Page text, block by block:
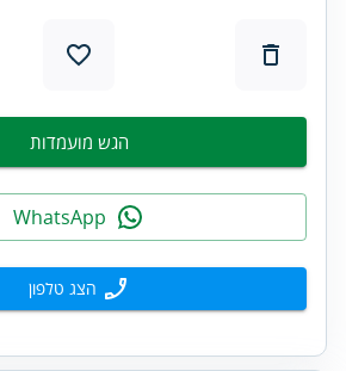
הגש מועמדות
הצג טלפון